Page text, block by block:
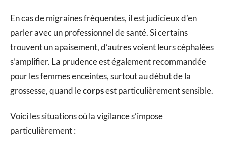
En cas de migraines fréquentes, il est judicieux d’en
parler avec un professionnel de santé. Si certains
trouvent un apaisement, d’autres voient leurs céphalées
s’amplifier. La prudence est également recommandée
pour les femmes enceintes, surtout au début de la
grossesse, quand lecorpsest particulièrement sensible.
Voici les situations où la vigilance s’impose
particulièrement :